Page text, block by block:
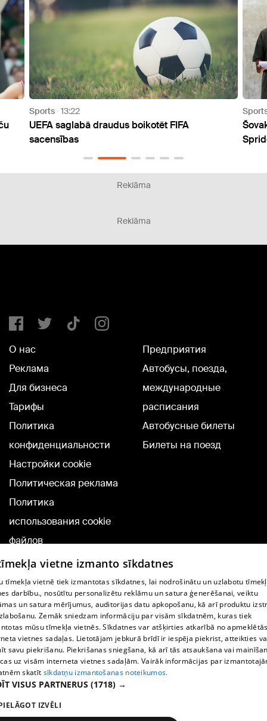
FIFA
Šovakar Kuldīgā varēs vērot pēdējās
Sprides Ginesa rekorda mēģinājumam
Reklāma
Reklāma
О нас
Реклама
Для бизнеса
Тарифы
Политика
конфиденциальности
Настройки cookie
Политическая реклама
Политика
использования cookie
файлов
Добавление
комментариев
Предприятия
Автобусы, поезда,
международные
расписания
Автобусные билеты
Билеты на поезд
TВ-программа
Условия договора
360 Ziņu kontakti
Helio Media
Служба помощи портала: э-почта -
vietne izmanto sīkdatnes
tīmekļa vietnē tiek izmantotas sīkdatnes, lai nodrošinātu un uzlabotu
darbību., nosūtītu personalizētu reklāmu un satura ģenerēšanai, veiktu
un satura mērījumus, auditorijas datu apkopošanu, kā arī produktu
Zemāk sniedzam informāciju par visām sīkdatnēm, kuras tiek
mūsu tīmekļa vietnēs. Sīkdatnes var atšķirties atkarībā no
vietnes sadaļas. Lietotājam jebkurā brīdī ir iespēja piekrist, atteikties
savu piekrišanu. Piekrišanas sniegšana, kā arī tās atsaukšana vai
uz visām interneta vietnes sadaļām. Vairāk informācijas par
skatīt sīkdatņu izmantošanas noteikumos.
VISUS PARTNERUS (1718) →
IZVĒLI